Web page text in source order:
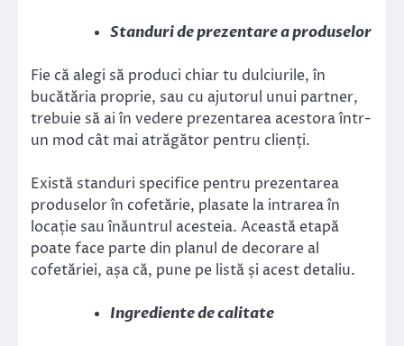
Standuri de prezentare a produselor
Fie că alegi să produci chiar tu dulciurile, în
bucătăria proprie, sau cu ajutorul unui partner,
trebuie să ai în vedere prezentarea acestora într-
un mod cât mai atrăgător pentru clienți.
Există standuri specifice pentru prezentarea
produselor în cofetărie, plasate la intrarea în
locație sau înăuntrul acesteia. Această etapă
poate face parte din planul de decorare al
cofetăriei, așa că, pune pe listă și acest detaliu.
Ingrediente de calitate